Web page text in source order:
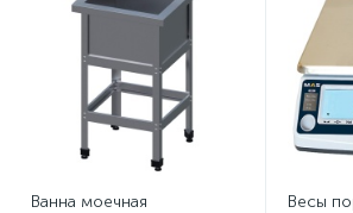
Ванна моечная
Весы